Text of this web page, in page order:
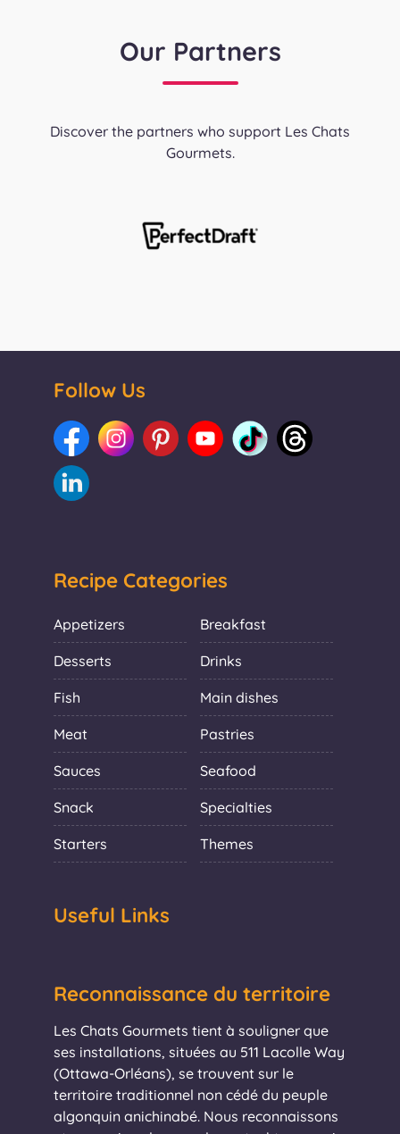
Our Partners
Discover the partners who support Les Chats
Gourmets.
Follow Us
Recipe Categories
Appetizers Breakfast
Desserts Drinks
Fish Main dishes
Meat Pastries
Sauces Seafood
Snack Specialties
Starters Themes
Useful Links
Reconnaissance du territoire
Les Chats Gourmets tient à souligner que
ses installations, situées au 511 Lacolle Way
(Ottawa-Orléans), se trouvent sur le
territoire traditionnel non cédé du peuple
algonquin anichinabé. Nous reconnaissons